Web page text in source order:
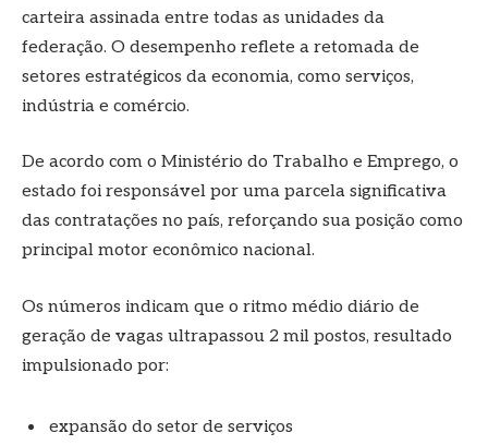
carteira assinada entre todas as unidades da
federação. O desempenho reflete a retomada de
setores estratégicos da economia, como serviços,
indústria e comércio.
De acordo com o Ministério do Trabalho e Emprego, o
estado foi responsável por uma parcela significativa
das contratações no país, reforçando sua posição como
principal motor econômico nacional.
Os números indicam que o ritmo médio diário de
geração de vagas ultrapassou 2 mil postos, resultado
impulsionado por:
expansão do setor de serviços